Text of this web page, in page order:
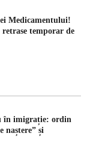
Medicamentului!
retrase temporar de
în imigrație: ordin
naștere” și